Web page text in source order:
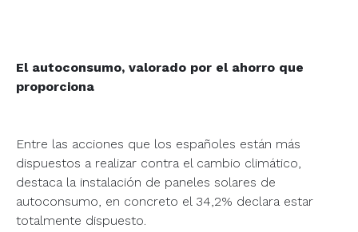
El autoconsumo, valorado por el ahorro que
proporciona
Entre las acciones que los españoles están más
dispuestos a realizar contra el cambio climático,
destaca la instalación de paneles solares de
autoconsumo, en concreto el 34,2% declara estar
totalmente dispuesto.